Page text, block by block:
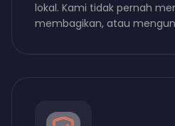
lokal. Kami tidak pernah
membagikan, atau